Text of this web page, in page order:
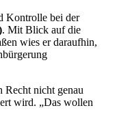
Kontrolle bei der
. Mit Blick auf die
wies er daraufhin,
Recht nicht genau
wird. „Das wollen